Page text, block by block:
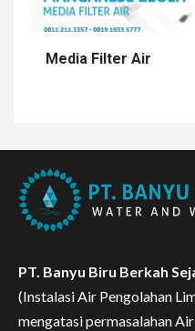
Media Filter Air
PT. Banyu Biru Berkah
(Instalasi Air Pengolahan
mengatasi permasalahan